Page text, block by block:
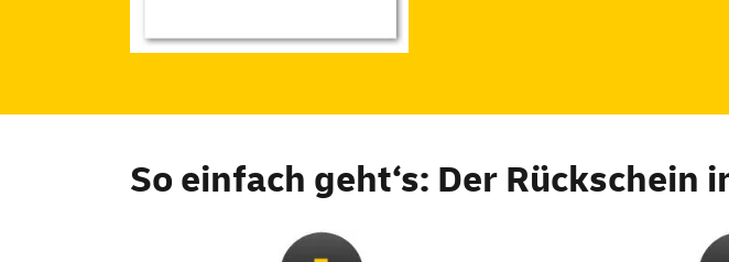
So einfach geht‘s: Der Rückschein